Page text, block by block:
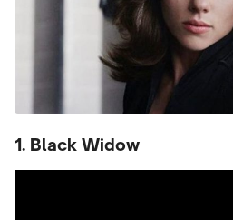
1. Black Widow